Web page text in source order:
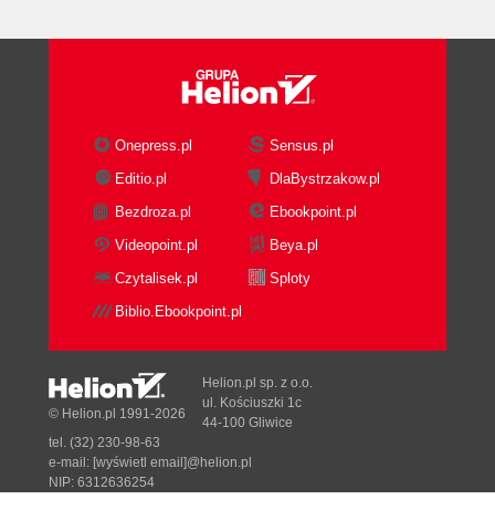
Onepress.pl
Sensus.pl
Editio.pl
DlaBystrzakow.pl
Bezdroza.pl
Ebookpoint.pl
Videopoint.pl
Beya.pl
Czytalisek.pl
Sploty
Biblio.Ebookpoint.pl
© Helion.pl 1991-2026
Helion.pl sp. z o.o.
ul. Kościuszki 1c
44-100 Gliwice
tel. (32) 230-98-63
e-mail: [wyświetl email]@helion.pl
NIP: 6312636254